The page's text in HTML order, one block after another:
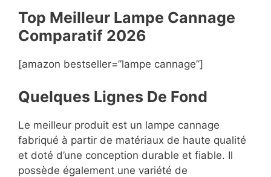
Top Meilleur Lampe Cannage
Comparatif 2026
[amazon bestseller=”lampe cannage”]
Quelques Lignes De Fond
Le meilleur produit est un lampe cannage
fabriqué à partir de matériaux de haute qualité
et doté d’une conception durable et fiable. Il
possède également une variété de